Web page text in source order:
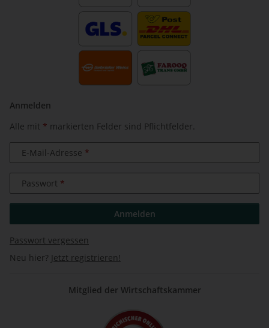
Anmelden
Alle mit * markierten Felder sind Pflichtfelder.
E-Mail-Adresse
Passwort
Anmelden
Passwort vergessen
Neu hier? Jetzt registrieren!
Mitglied der Wirtschaftskammer